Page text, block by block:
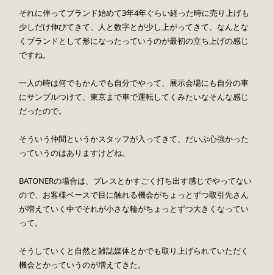
それに伴ってブランド始めて3年4年ぐらい経った時に売り上げも
少しだけ伸びてきて、人と数字とが少し上がってきて、なんとな
くブランドとして形になったっていうのが最初の立ち上げの感じ
ですね。
一人の時は何でもかんでも自分でやって、展示会場にも自分の車
にサンプルつけて、東京まで車で運転してくみたいなそんな感じ
だったので。
そういう仲間というかスタッフが入ってきて、だいぶ心強かった
っていうのはありますけどね。
BATONERの場合は、プレスとかすごく打ち出す感じでやってない
ので、お客様ベースで目に触れる機会がちょっとずつ取引先さん
が増えていく中でそれが小さな輪がちょっとずつ大きくなってい
って。
そうしていくと自然と雑誌媒体とかでも取り上げられていただく
機会とかっていうのが増えてきた。